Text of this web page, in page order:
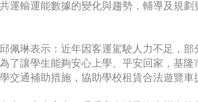
運輸運能數據的變化與趨勢，輔導及規劃
佩琳表示：近年因客運駕駛人力不足，部
了讓學生能夠安心上學、平安回家，基隆
交通補助措施，協助學校租賃合法遊覽車